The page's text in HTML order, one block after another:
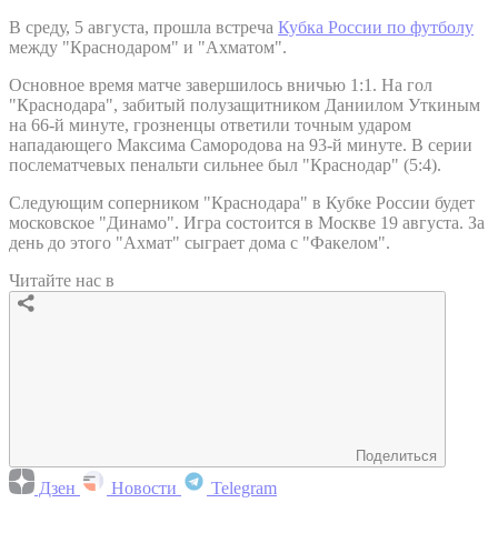
В среду, 5 августа, прошла встреча Кубка России по футболу
между "Краснодаром" и "Ахматом".
Основное время матче завершилось вничью 1:1. На гол
"Краснодара", забитый полузащитником Даниилом Уткиным
на 66-й минуте, грозненцы ответили точным ударом
нападающего Максима Самородова на 93-й минуте. В серии
послематчевых пенальти сильнее был "Краснодар" (5:4).
Следующим соперником "Краснодара" в Кубке России будет
московское "Динамо". Игра состоится в Москве 19 августа. За
день до этого "Ахмат" сыграет дома с "Факелом".
Читайте нас в
Поделиться
Дзен Новости Telegram